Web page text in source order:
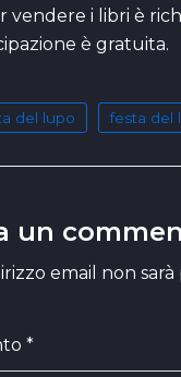
vendere i libri è
è gratuita.
del lupo festa del
un
email non
*